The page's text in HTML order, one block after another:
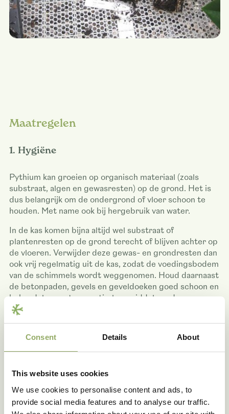
Consent Details About
This website uses cookies
We use cookies to personalise content and ads, to
provide social media features and to analyse our traffic.
Maatregelen
1. Hygiëne
Pythium kan groeien op organisch materiaal (zoals
substraat, algen en gewasresten) op de grond. Het is
dus belangrijk om de ondergrond of vloer schoon te
houden. Met name ook bij hergebruik van water.
In de kas komen bijna altijd wel substraat of
plantenresten op de grond terecht of blijven achter op
de vloeren. Verwijder deze gewas- en grondresten dan
ook vrij regelmatig uit de kas, zodat de voedingsbodem
van de schimmels wordt weggenomen. Houd daarnaast
de betonpaden, gevels en geveldoeken goed schoon en
behandel ze met een anti-algenmiddel om de
algenvorming tegen te gaan. De rustsporen kunnen in
droge toestand zelfs maandenlang overleven, waardoor
de ziekte op een onverwacht moment kan toeslaan.
Ook voor pythium geldt dat voorkomen beter is dan
genezen. Teelthygiëne blijft een niet te onderschatten
maatregel in de strijd tegen pythium. Met name ook bij